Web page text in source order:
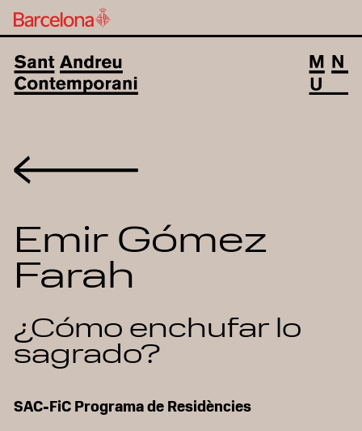
Emir Gómez
Farah
¿Cómo enchufar lo
sagrado?
SAC-FiC Programa de Residències